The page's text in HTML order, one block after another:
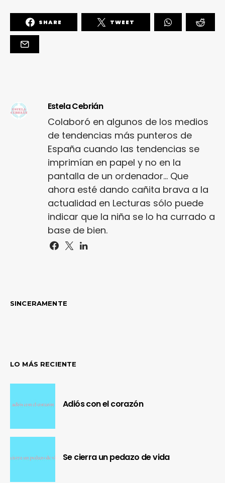
SHARE TWEET
Estela Cebrián
Colaboró en algunos de los medios
de tendencias más punteros de
España cuando las tendencias se
imprimían en papel y no en la
pantalla de un ordenador... Que
ahora esté dando cañita brava a la
actualidad en Lecturas sólo puede
indicar que la niña se lo ha currado a
base de bien.
SINCERAMENTE
LO MÁS RECIENTE
Adiós con el corazón
Se cierra un pedazo de vida